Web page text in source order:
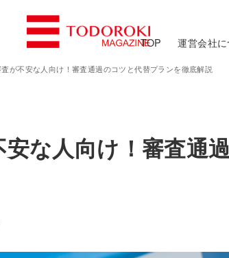
TOP 運営会社
が不安な人向け！審査通過のコツと代替プランを徹底解説
な人向け！審査通